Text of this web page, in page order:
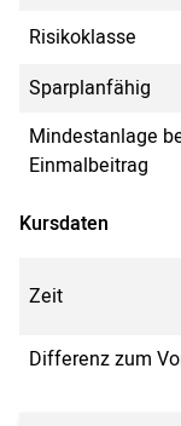
Risikoklasse
Sparplanfähig
Mindestanlage
Einmalbeitrag
Kursdaten
Zeit
Differenz zum